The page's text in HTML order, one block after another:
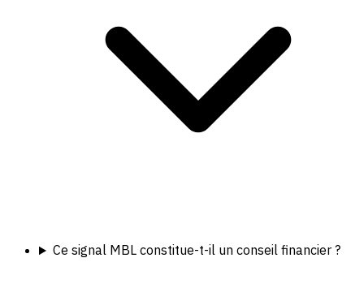
Ce signal MBL constitue-t-il un conseil financier ?